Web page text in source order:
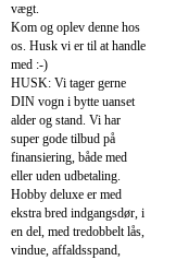
vægt.
Kom og oplev denne hos
os. Husk vi er til at handle
med :-)
HUSK: Vi tager gerne
DIN vogn i bytte uanset
alder og stand. Vi har
super gode tilbud på
finansiering, både med
eller uden udbetaling.
Hobby deluxe er med
ekstra bred indgangsdør, i
en del, med tredobbelt lås,
vindue, affaldsspand,